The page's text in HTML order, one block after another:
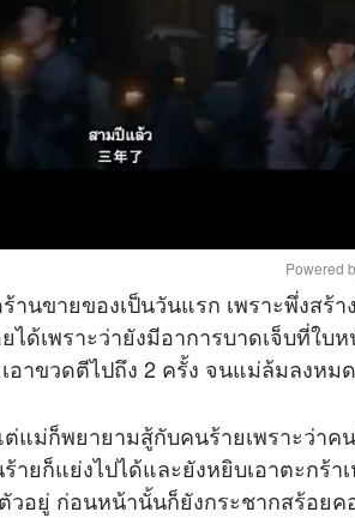
M
u
e
Powered
นขายของเป็นวันแรก เพราะพึ่งสร้า
ด้เพราะว่ายังมีอาการบาดเจ็บที่ใบ
อาขวดตีไปถึง 2 ครั้ง จนแม่ล้มลงหม
แม่ก็พยายามสู้กับคนร้ายเพราะว่าค
ยก็แย่งไปได้และยังหยิบเอาตะกร้า
อยู่ ก่อนหน้านั้นก็ยังกระชากสร้อยค